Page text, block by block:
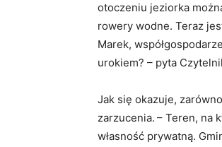
otoczeniu jeziorka
rowery wodne. Teraz
Marek,
urokiem? – pyta
Jak się okazuje,
zarzucenia. – Teren, na
własność prywatną.